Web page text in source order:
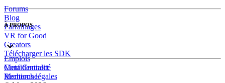
Forums
Blog
Parrainages
VR for Good
Creators
Télécharger les SDK
À PROPOS
Emplois
Meta Connect
Recherche
Confidentialité
Mentions légales